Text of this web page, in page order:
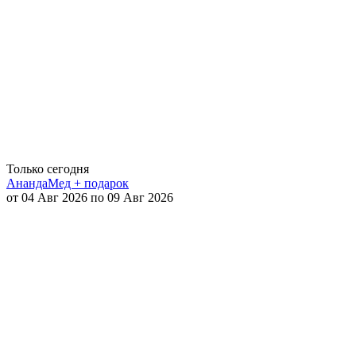
Только сегодня
АнандаМед + подарок
от 04 Авг 2026 по 09 Авг 2026